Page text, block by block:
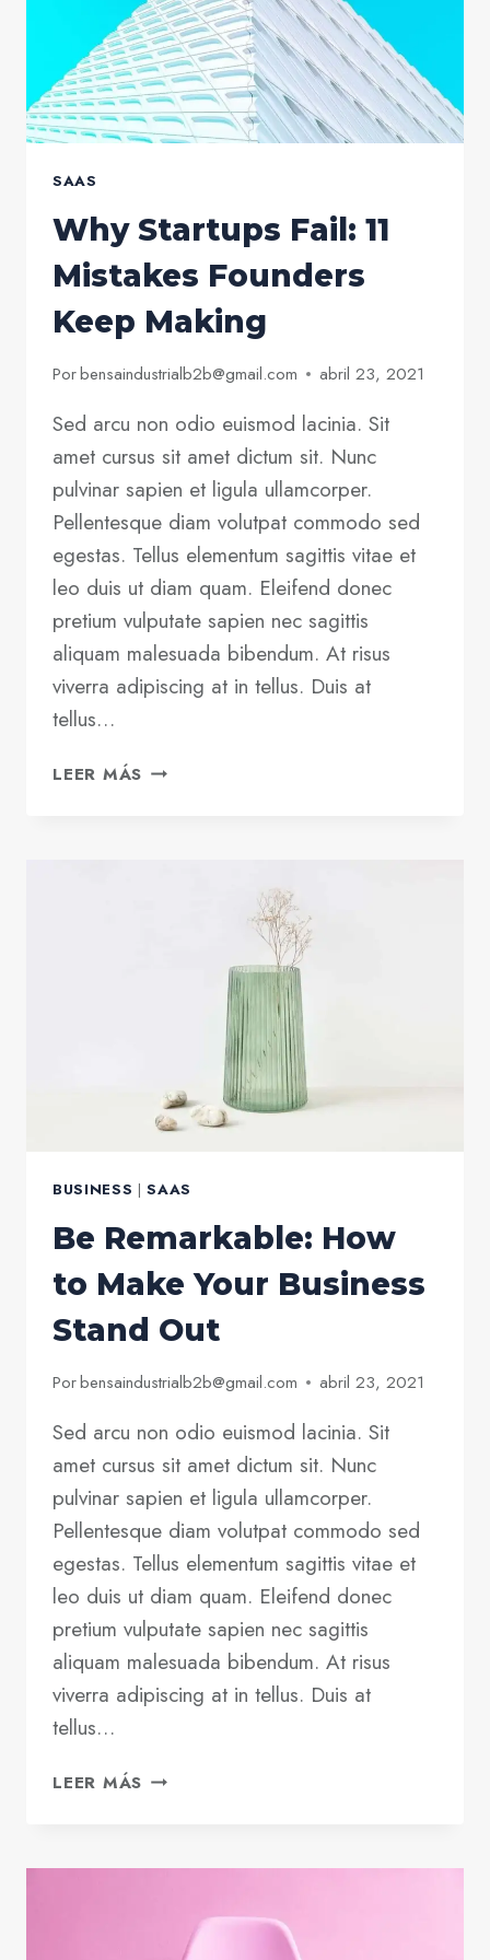
SAAS
Why Startups Fail: 11
Mistakes Founders
Keep Making
Porbensaindustrialb2b@gmail.com abril 23, 2021
Sed arcu non odio euismod lacinia. Sit
amet cursus sit amet dictum sit. Nunc
pulvinar sapien et ligula ullamcorper.
Pellentesque diam volutpat commodo sed
egestas. Tellus elementum sagittis vitae et
leo duis ut diam quam. Eleifend donec
pretium vulputate sapien nec sagittis
aliquam malesuada bibendum. At risus
viverra adipiscing at in tellus. Duis at
tellus…
LEER MÁS WHY
BUSINESS |SAAS
Be Remarkable: How
to Make Your Business
Stand Out
Porbensaindustrialb2b@gmail.com abril 23, 2021
Sed arcu non odio euismod lacinia. Sit
amet cursus sit amet dictum sit. Nunc
pulvinar sapien et ligula ullamcorper.
Pellentesque diam volutpat commodo sed
egestas. Tellus elementum sagittis vitae et
leo duis ut diam quam. Eleifend donec
pretium vulputate sapien nec sagittis
aliquam malesuada bibendum. At risus
viverra adipiscing at in tellus. Duis at
tellus…
LEER MÁS BE
BUSINESS